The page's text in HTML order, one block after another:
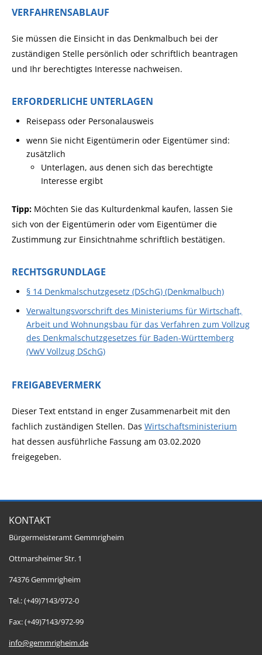
VERFAHRENSABLAUF
Sie müssen die Einsicht in das Denkmalbuch bei der
zuständigen Stelle persönlich oder schriftlich beantragen
und Ihr berechtigtes Interesse nachweisen.
ERFORDERLICHE UNTERLAGEN
Reisepass oder Personalausweis
wenn Sie nicht Eigentümerin oder Eigentümer sind:
zusätzlich
Unterlagen, aus denen sich das berechtigte
Interesse ergibt
Tipp: Möchten Sie das Kulturdenkmal kaufen, lassen Sie
sich von der Eigentümerin oder vom Eigentümer die
Zustimmung zur Einsichtnahme schriftlich bestätigen.
RECHTSGRUNDLAGE
§ 14 Denkmalschutzgesetz (DSchG) (Denkmalbuch)
Verwaltungsvorschrift des Ministeriums für Wirtschaft,
Arbeit und Wohnungsbau für das Verfahren zum Vollzug
des Denkmalschutzgesetzes für Baden-Württemberg
(VwV Vollzug DSchG)
FREIGABEVERMERK
Dieser Text entstand in enger Zusammenarbeit mit den
fachlich zuständigen Stellen. Das Wirtschaftsministerium
hat dessen ausführliche Fassung am 03.02.2020
freigegeben.
KONTAKT
Bürgermeisteramt Gemmrigheim
Ottmarsheimer Str. 1
74376 Gemmrigheim
Tel.: (+49)7143/972-0
Fax: (+49)7143/972-99
info@gemmrigheim.de